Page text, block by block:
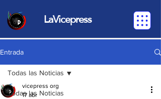
LaVicepress
Entrada
Todas las Noticias
Todas las Noticias
vicepress org
17 abr